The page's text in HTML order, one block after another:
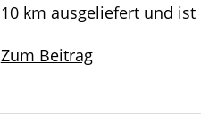
10 km ausgeliefert und
Zum Beitrag